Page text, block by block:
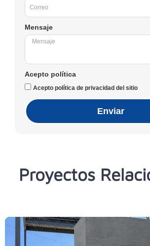
Mensaje
Acepto política
Acepto política de privacidad del sitio
Enviar
Proyectos